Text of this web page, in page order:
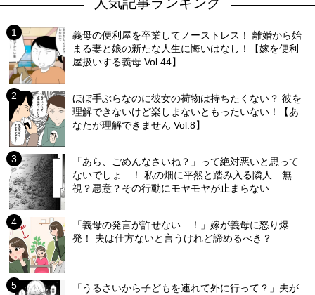
義母の便利屋を卒業してノーストレス！ 離婚から始
まる妻と娘の新たな人生に悔いはなし！【嫁を便利
屋扱いする義母 Vol.44】
ほぼ手ぶらなのに彼女の荷物は持ちたくない？ 彼を
理解できないけど楽しまないともったいない！【あ
なたが理解できません Vol.8】
「あら、ごめんなさいね？」って絶対悪いと思って
ないでしょ…！ 私の畑に平然と踏み入る隣人…無
視？悪意？その行動にモヤモヤが止まらない
「義母の発言が許せない…！」嫁が義母に怒り爆
発！ 夫は仕方ないと言うけれど諦めるべき？
「うるさいから子どもを連れて外に行って？」夫が